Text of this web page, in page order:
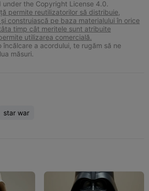
under the Copyright License 4.0.
permite reutilizatorilor să distribuie,
construiască pe baza materialului în orice
timp cât meritele sunt atribuite
utilizarea comercială.
încălcare a acordului, te rugăm să ne
măsuri.
star war